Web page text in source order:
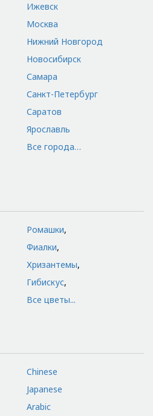
Ижевск
Москва
Нижний Новгород
Новосибирск
Самара
Санкт-Петербург
Саратов
Ярославль
Все города…
Ромашки,
Фиалки,
Хризантемы,
Гибискус,
Все цветы...
Chinese
Japanese
Arabic